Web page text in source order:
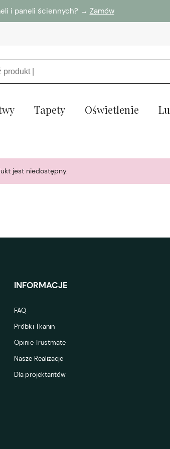
i paneli ściennych? → Zamów
Tapety Oświetlenie
jest niedostępny.
INFORMACJE
FAQ
Próbki Tkanin
Opinie Trustmate
Nasze Realizacje
Dla projektantów